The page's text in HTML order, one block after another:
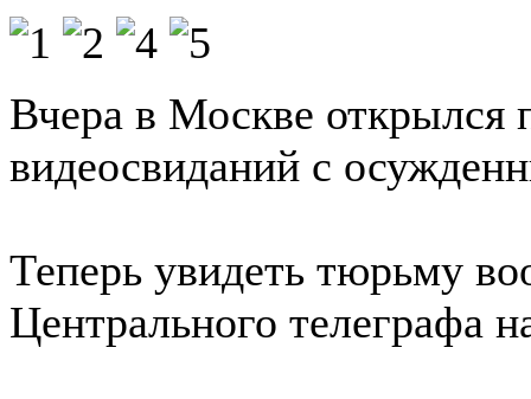
Вчера в Москве открылся
видеосвиданий с
Теперь увидеть тюрьму
Центрального телеграфа